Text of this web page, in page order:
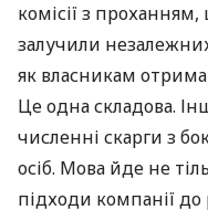
комісії з
залучили
як власникам
Це одна складова.
численні скарги з
осіб. Мова йде не
підходи компанії